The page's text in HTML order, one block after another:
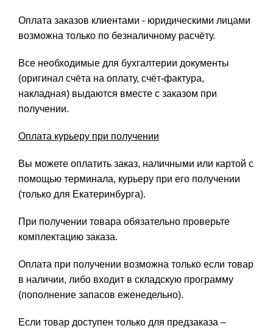
Оплата заказов клиентами - юридическими лицами
возможна только по безналичному расчёту.
Все необходимые для бухгалтерии документы
(оригинал счёта на оплату, счёт-фактура,
накладная) выдаются вместе с заказом при
получении.
Оплата курьеру при получении
Вы можете оплатить заказ, наличными или картой с
помощью терминала, курьеру при его получении
(только для Екатеринбурга).
При получении товара обязательно проверьте
комплектацию заказа.
Оплата при получении возможна только если товар
в наличии, либо входит в складскую программу
(пополнение запасов еженедельно).
Если товар доступен только для предзаказа –